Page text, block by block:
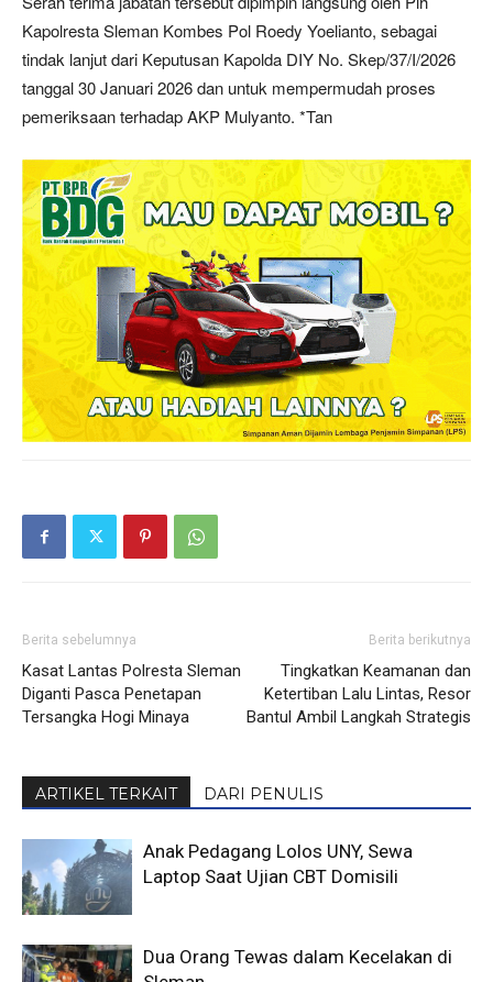
Kapolresta Sleman Kombes Pol Roedy Yoelianto, sebagai
tindak lanjut dari Keputusan Kapolda DIY No. Skep/37/I/2026
tanggal 30 Januari 2026 dan untuk mempermudah proses
pemeriksaan terhadap AKP Mulyanto. *Tan
Berita sebelumnya
Kasat Lantas Polresta Sleman
Diganti Pasca Penetapan
Tersangka Hogi Minaya
Berita berikutnya
Tingkatkan Keamanan dan
Ketertiban Lalu Lintas, Resor
Bantul Ambil Langkah Strategis
ARTIKEL TERKAIT DARI PENULIS
Anak Pedagang Lolos UNY, Sewa
Laptop Saat Ujian CBT Domisili
Dua Orang Tewas dalam Kecelakan di